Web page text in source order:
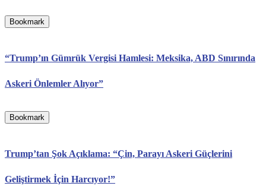
Bookmark
“Trump’ın Gümrük Vergisi Hamlesi: Meksika, ABD Sınırında
Askeri Önlemler Alıyor”
Bookmark
Trump’tan Şok Açıklama: “Çin, Parayı Askeri Güçlerini
Geliştirmek İçin Harcıyor!”